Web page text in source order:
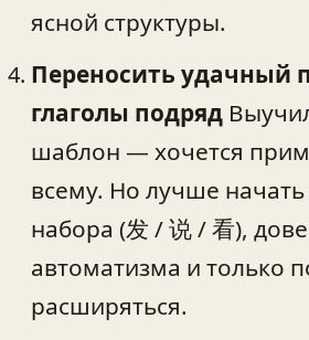
ясной структуры.
Переносить удачный
глаголы подряд
шаблон — хочется
всему. Но лучше начать
набора (发 / 说 / 看),
автоматизма и только
расширяться.